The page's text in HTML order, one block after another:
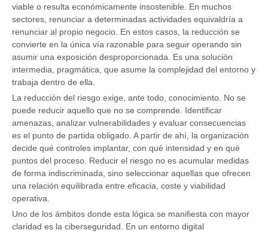
viable o resulta económicamente insostenible. En muchos
sectores, renunciar a determinadas actividades equivaldría a
renunciar al propio negocio. En estos casos, la reducción se
convierte en la única vía razonable para seguir operando sin
asumir una exposición desproporcionada. Es una solución
intermedia, pragmática, que asume la complejidad del entorno y
trabaja dentro de ella.
La reducción del riesgo exige, ante todo, conocimiento. No se
puede reducir aquello que no se comprende. Identificar
amenazas, analizar vulnerabilidades y evaluar consecuencias
es el punto de partida obligado. A partir de ahí, la organización
decide qué controles implantar, con qué intensidad y en qué
puntos del proceso. Reducir el riesgo no es acumular medidas
de forma indiscriminada, sino seleccionar aquellas que ofrecen
una relación equilibrada entre eficacia, coste y viabilidad
operativa.
Uno de los ámbitos donde esta lógica se manifiesta con mayor
claridad es la ciberseguridad. En un entorno digital